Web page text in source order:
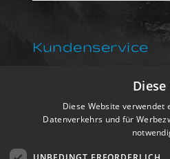
Kundenservice
+34 948 708 292
Diese Website verwendet
Datenverkehrs und für